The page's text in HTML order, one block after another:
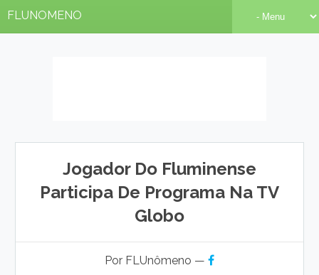
FLUNOMENO
Jogador Do Fluminense
Participa De Programa Na TV
Globo
Por FLUnômeno —